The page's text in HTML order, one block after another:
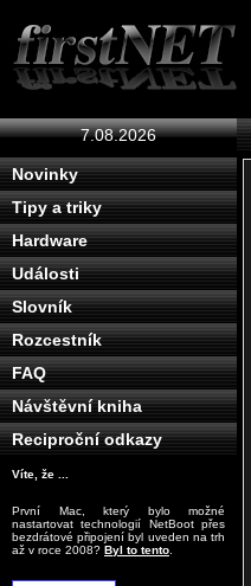
7.08.2026
Novinky
Tipy a triky
Hardware
Události
Slovník
Rozcestník
FAQ
Návštěvní kniha
Reciproční odkazy
Víte, že ...
První Mac, který bylo možné
nastartovat technologií NetBoot přes
bezdrátové připojení byl uveden na trh
až v roce 2008? Byl to tento